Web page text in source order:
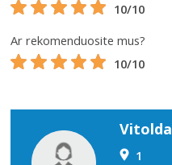
10/10
Ar rekomenduosite mus?
10/10
Vitolda
1